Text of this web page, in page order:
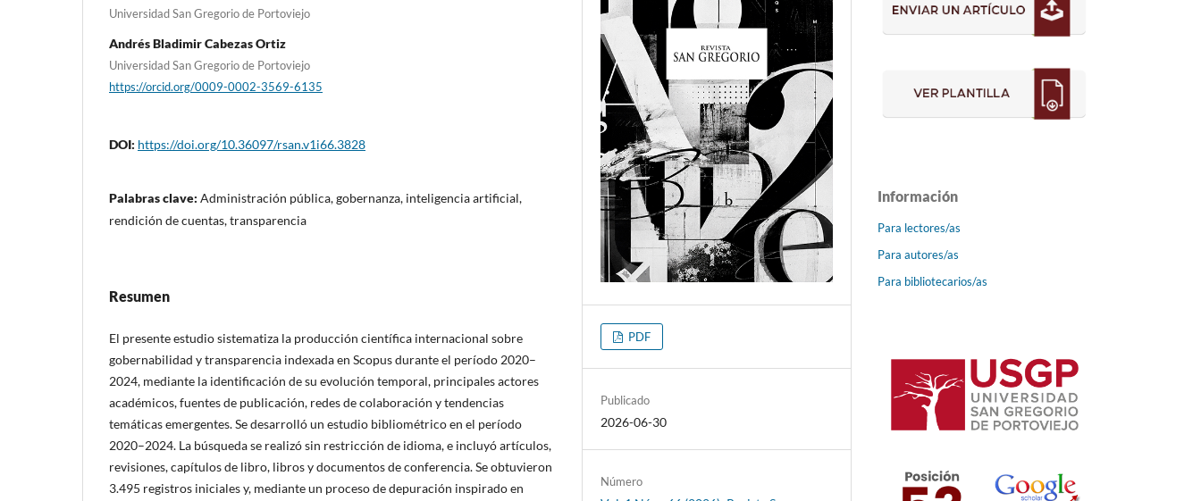
Universidad San Gregorio de Portoviejo
Andrés Bladimir Cabezas Ortiz
Universidad San Gregorio de Portoviejo
https://orcid.org/0009-0002-3569-6135
DOI: https://doi.org/10.36097/rsan.v1i66.3828
Palabras clave: Administración pública, gobernanza, inteligencia artificial,
rendición de cuentas, transparencia
Resumen
El presente estudio sistematiza la producción científica internacional sobre
gobernabilidad y transparencia indexada en Scopus durante el período 2020–
2024, mediante la identificación de su evolución temporal, principales actores
académicos, fuentes de publicación, redes de colaboración y tendencias
temáticas emergentes. Se desarrolló un estudio bibliométrico en el período
2020–2024. La búsqueda se realizó sin restricción de idioma, e incluyó artículos,
revisiones, capítulos de libro, libros y documentos de conferencia. Se obtuvieron
3.495 registros iniciales y, mediante un proceso de depuración inspirado en
PDF
Publicado
2026-06-30
Número
Información
Para lectores/as
Para autores/as
Para bibliotecarios/as